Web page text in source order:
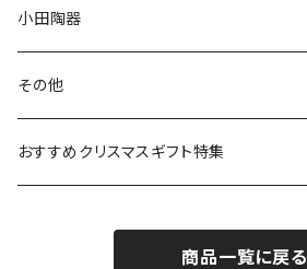
ボウル
ガラスウェア
カトラリー
リトルミイの日記念アイテム
スヌーピー
ピーターラビット
ポケットモンスター
LISA LARSON(リサラーソン)
LAURA ASHLEY(ローラ アシュレイ)
Finlayson(フィンレイソン)
ねこ企画
Cecera(セセラ)
CELEC(セレック)
小田陶器
さざなみ
吉祥
その他
リサイクル食器
おすすめクリスマスギフト特集
商品一覧に戻る